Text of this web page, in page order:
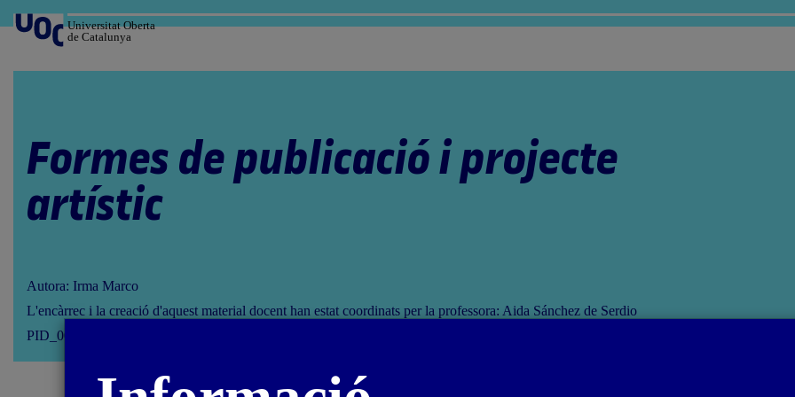
al
contingut
Universitat Oberta
de Catalunya
Formes de publicació i projecte
artístic
Autora: Irma Marco
L'encàrrec i la creació d'aquest material docent han estat coordinats per la professora: Aida Sánchez de Serdio
PID_00275675